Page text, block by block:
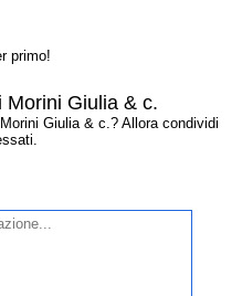
primo!
Morini Giulia & c.
Giulia & c.? Allora condividi